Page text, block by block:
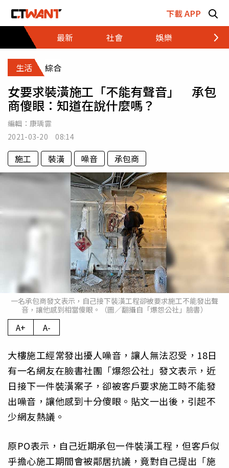
下載 APP
最新
社會 娛樂 財經
生活 綜合
女要求裝潢施工「不能有聲音」 承包
商傻眼：知道在說什麼嗎？
編輯： 康瑀霏
2021-03-20 08:14
施工 裝潢 噪音 承包商
一名承包商發文表示，自己接下裝潢工程卻被要求施工不能發出聲
音，讓他感到相當傻眼。（圖／翻攝自「爆怨公社」臉書）
A+ A-
大樓施工經常發出擾人噪音，讓人無法忍受，18日
有一名網友在臉書社團「爆怨公社」發文表示，近
日接下一件裝潢案子，卻被客戶要求施工時不能發
出噪音，讓他感到十分傻眼。貼文一出後，引起不
少網友熱議。
原PO表示，自己近期承包一件裝潢工程，但客戶似
乎擔心施工期間會被鄰居抗議，竟對自己提出「施